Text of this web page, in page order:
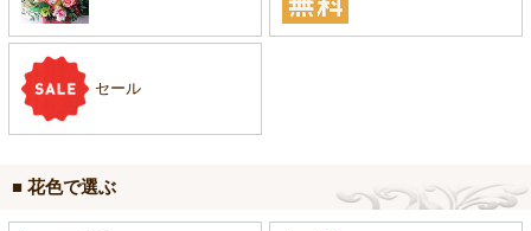
セール
■ 花色で選ぶ